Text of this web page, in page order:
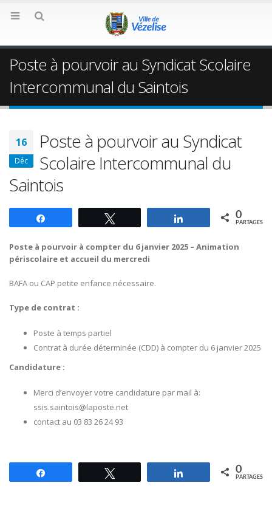
Poste à pourvoir au Syndicat Scolaire
Intercommunal du Saintois
16
Déc
Poste à pourvoir au Syndicat
Scolaire Intercommunal du
Saintois
Partagez 0
PARTAGES
Poste à pourvoir à compter du 6 janvier 2025 – Animation
périscolaire et accueil du mercredi
BAFA ou CAP petite enfance nécessaire.
Type de contrat :
Poste à temps partiel
Contrat à durée déterminée (CDD) à compter du 6 janvier 2025
Candidature :
Merci d’envoyer votre candidature par mail à:
ssis.saintois@laposte.net
contact au 03 83 26 24 93
Partagez 0
PARTAGES